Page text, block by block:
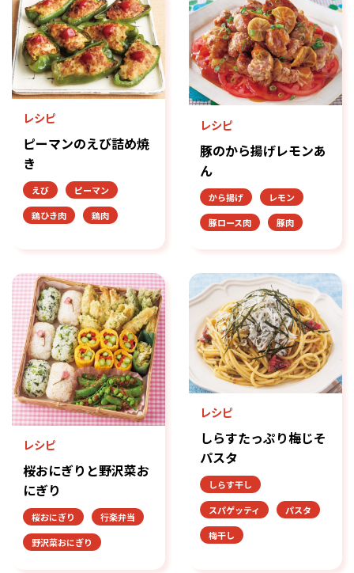
レシピ
ピーマンのえび詰め焼
き
えび
ピーマン
鶏ひき肉
鶏肉
レシピ
豚のから揚げレモンあ
ん
から揚げ
レモン
豚ロース肉
豚肉
レシピ
桜おにぎりと野沢菜お
にぎり
桜おにぎり
行楽弁当
野沢菜おにぎり
レシピ
しらすたっぷり梅じそ
パスタ
しらす干し
スパゲッティ
パスタ
梅干し